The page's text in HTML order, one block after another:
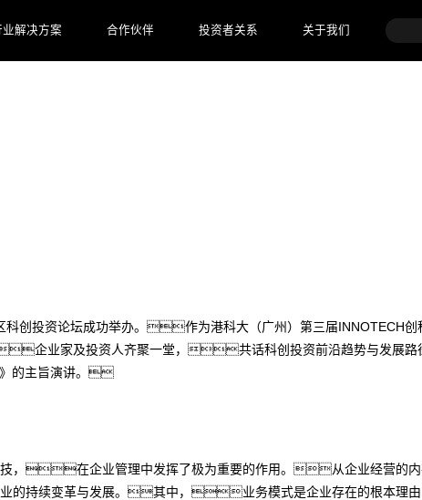
业解决方案 合作伙伴 投资者关系 关于我们
创投资论坛成功举办。作为港科大（广州）第三届INNOTECH创
企业家及投资人齐聚一堂，共话科创投资前沿趋势与发展
的主旨演讲。
，在企业管理中发挥了极为重要的作用。从企业经营的
持续变革与发展。其中，业务模式是企业存在的根本理